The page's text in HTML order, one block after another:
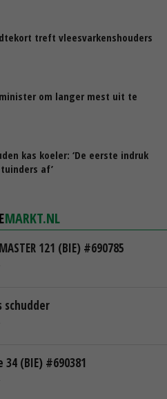
treft vleesvarkenshouders
om langer mest uit te
kas koeler: ‘De eerste indruk
af’
MARKT.NL
121 (BIE) #690785
schudder
34 (BIE) #690381